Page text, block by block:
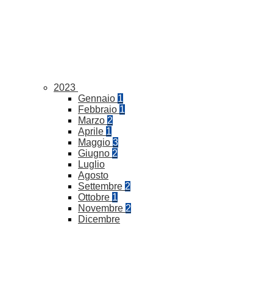
2023
Gennaio 1
Febbraio 1
Marzo 2
Aprile 1
Maggio 3
Giugno 2
Luglio
Agosto
Settembre 2
Ottobre 1
Novembre 2
Dicembre